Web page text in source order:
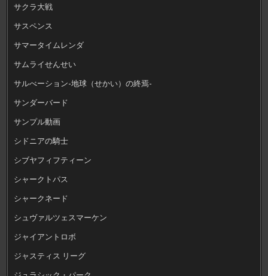
サクラ大戦
サスペンス
サマータイムレンダ
サムライせんせい
サルべーション-地球（せかい）の終焉-
サンダーバード
サンプル動画
シドニアの騎士
シブヤフィフティーン
シャークトパス
シャークネード
シュヴァルツェスマーケン
ジャイアントロボ
ジャスティス リーグ